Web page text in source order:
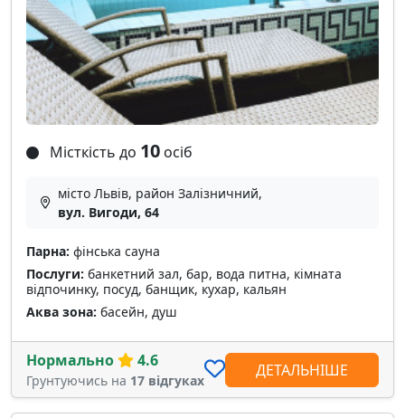
Місткість до 10 осіб
місто Львів, район Залізничний,
вул. Вигоди, 64
Парна: фінська сауна
Послуги: банкетний зал, бар, вода питна, кімната
відпочинку, посуд, банщик, кухар, кальян
Аква зона: басейн, душ
Нормально 4.6
Грунтуючись на 17 відгуках
ДЕТАЛЬНІШЕ